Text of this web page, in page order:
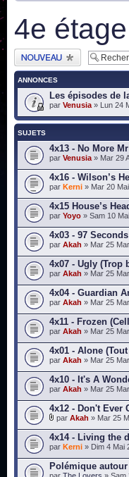
4e
Publier un nouveau
sujet
ANNONCES
Les épisodes de
par Venusia » Lun 24
SUJETS
4x13 - No More
par Venusia » Mar 29
4x16 - Wilson’s
par Kerni » Mar 20
4x15 House’s
par Yoyo » Sam 10
4x03 - 97
par Akah » Mar 25
4x07 - Ugly (Trop
par Akah » Mar 25
4x04 - Guardian
par Akah » Mar 25
4x11 - Frozen
par Akah » Mar 25
4x01 - Alone
par Akah » Mar 25
4x10 - It's A
par Akah » Mar 25
4x12 - Don't Ever
par Akah » Mar 25
4x14 - Living the
par Kerni » Dim 4 Mai
Polémique